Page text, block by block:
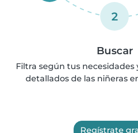
2
Buscar
Filtra según tus necesidades
detallados de las niñeras
Regístrate